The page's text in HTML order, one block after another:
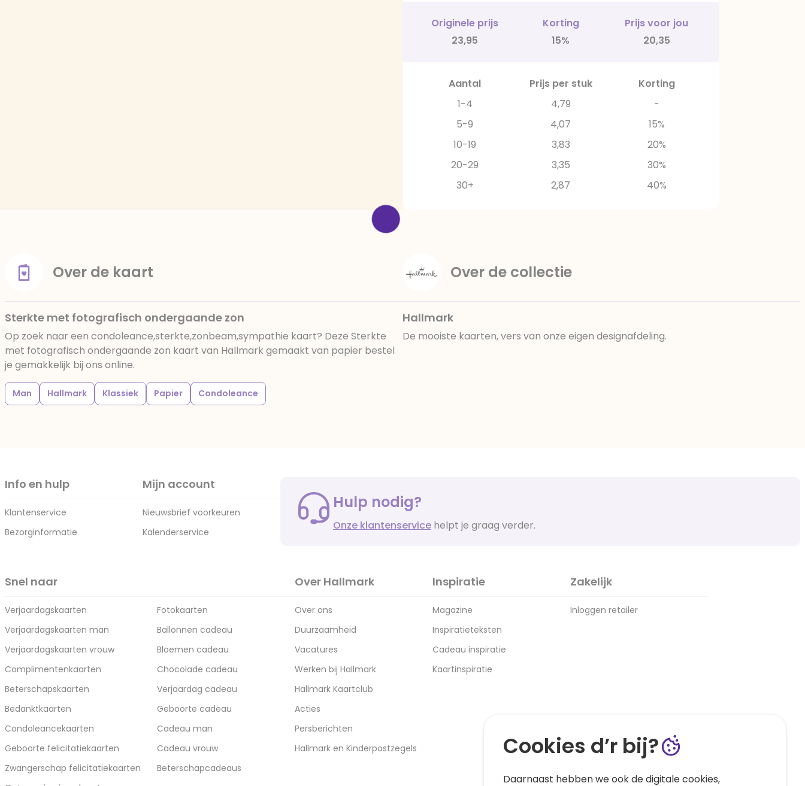
Originele prijs Korting
Prijs voor jou
23,95
15% 20,35
Aantal Prijs per stuk
Korting
1-4
4,79
-
5-9
4,07
15%
10-19
3,83
20%
20-29
3,35
30%
30+
2,87 40%
Over de kaart
Sterkte met fotografisch ondergaande zon
Op zoek naar een condoleance,sterkte,zonbeam,sympathie kaart? Deze Sterkte
met fotografisch ondergaande zon kaart van Hallmark gemaakt van papier bestel
je gemakkelijk bij ons online.
Man Hallmark Klassiek Papier Condoleance
Over de collectie
Hallmark
De mooiste kaarten, vers van onze eigen designafdeling.
Info en hulp
Klantenservice
Bezorginformatie
Mijn account
Nieuwsbrief voorkeuren
Kalenderservice
Hulp nodig?
Onze klantenservice helpt je graag verder.
Snel naar
Verjaardagskaarten
Verjaardagskaarten man
Verjaardagskaarten vrouw
Complimentenkaarten
Beterschapskaarten
Bedanktkaarten
Condoleancekaarten
Geboorte felicitatiekaarten
Zwangerschap felicitatiekaarten
Fotokaarten
Ballonnen cadeau
Bloemen cadeau
Chocolade cadeau
Verjaardag cadeau
Geboorte cadeau
Cadeau man
Cadeau vrouw
Beterschapcadeaus
Over Hallmark
Over ons
Duurzaamheid
Vacatures
Werken bij Hallmark
Hallmark Kaartclub
Acties
Persberichten
Hallmark en Kinderpostzegels
Inspiratie
Magazine
Inspiratieteksten
Cadeau inspiratie
Kaartinspiratie
Zakelijk
Inloggen retailer
Cookies d’r bij?
Daarnaast hebben we ook de digitale cookies,